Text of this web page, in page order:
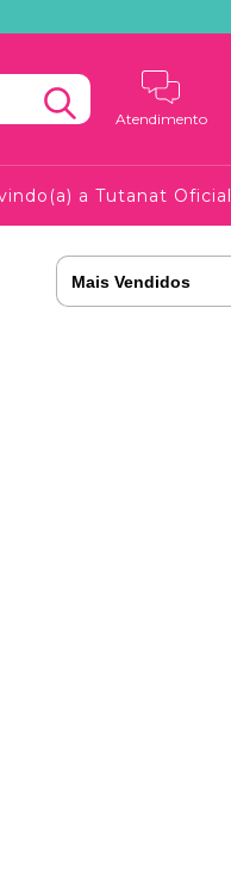
Atendimento
a Tutanat Oficial